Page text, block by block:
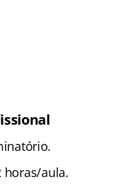
horas/aula.